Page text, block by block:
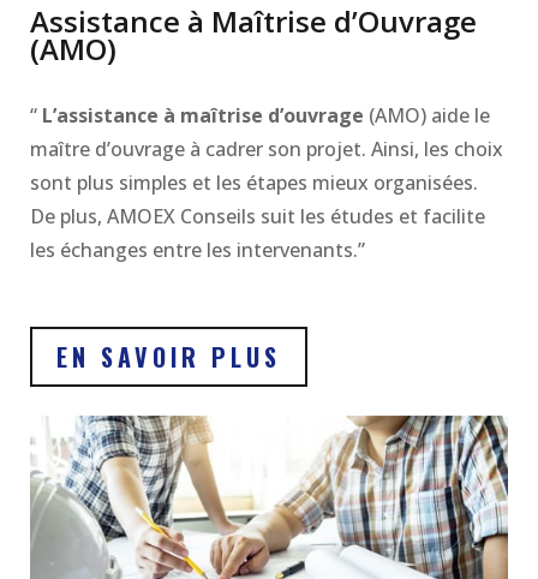
Assistance à Maîtrise d’Ouvrage
(AMO)
“ L’assistance à maîtrise d’ouvrage (AMO) aide le
maître d’ouvrage à cadrer son projet. Ainsi, les choix
sont plus simples et les étapes mieux organisées.
De plus, AMOEX Conseils suit les études et facilite
les échanges entre les intervenants.”
EN SAVOIR PLUS